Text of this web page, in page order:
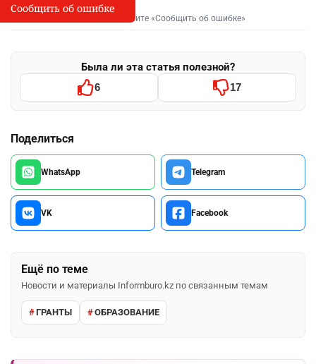
I
Сообщить об опечатке
Выделите фрагмент и нажмите «Сообщить об ошибке»
Была ли эта статья полезной?
6 17
Поделиться
WhatsApp Telegram
VK Facebook
Ещё по теме
Новости и материалы Informburo.kz по связанным темам
ГРАНТЫ ОБРАЗОВАНИЕ
Сообщить об ошибке